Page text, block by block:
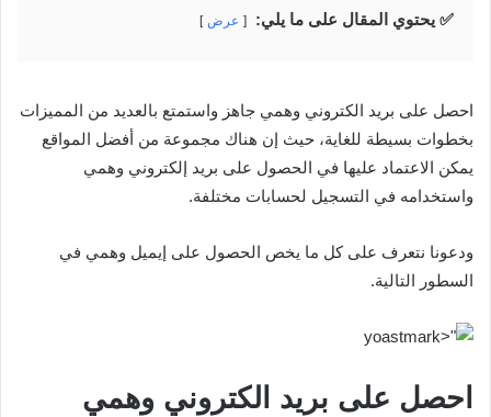
✅ يحتوي المقال على ما يلي: عرض
احصل على بريد الكتروني وهمي جاهز واستمتع بالعديد من المميزات
بخطوات بسيطة للغاية، حيث إن هناك مجموعة من أفضل المواقع
يمكن الاعتماد عليها في الحصول على بريد إلكتروني وهمي
واستخدامه في التسجيل لحسابات مختلفة.
ودعونا نتعرف على كل ما يخص الحصول على إيميل وهمي في
السطور التالية.
احصل على بريد الكتروني وهمي